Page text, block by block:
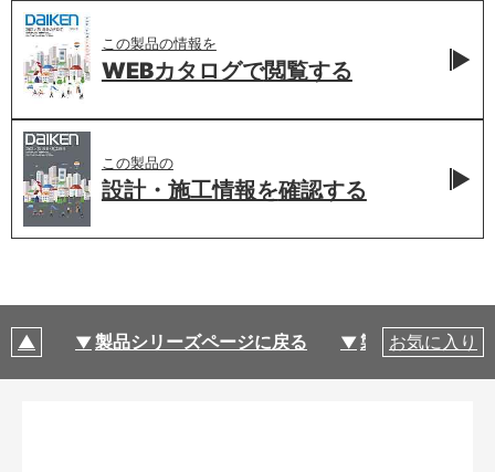
この製品の情報を
WEBカタログで閲覧する
この製品の
設計・施工情報を確認する
製品シリーズページに戻る 製品仕様
お気に入り